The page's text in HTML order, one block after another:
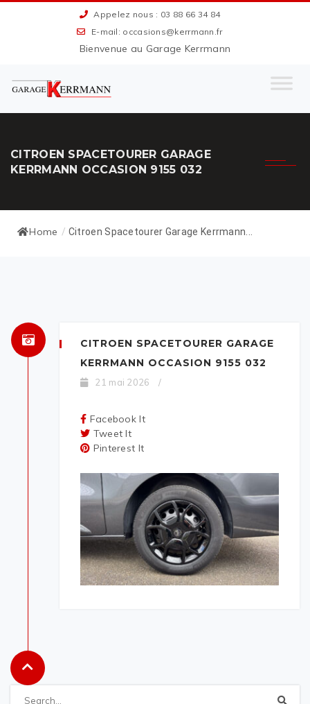
Appelez nous : 03 88 66 34 84
E-mail: occasions@kerrmann.fr
Bienvenue au Garage Kerrmann
CITROEN SPACETOURER GARAGE
KERRMANN OCCASION 9155 032
Home / Citroen Spacetourer Garage Kerrmann...
CITROEN SPACETOURER GARAGE
KERRMANN OCCASION 9155 032
21 mai 2026 /
Facebook It
Tweet It
Pinterest It